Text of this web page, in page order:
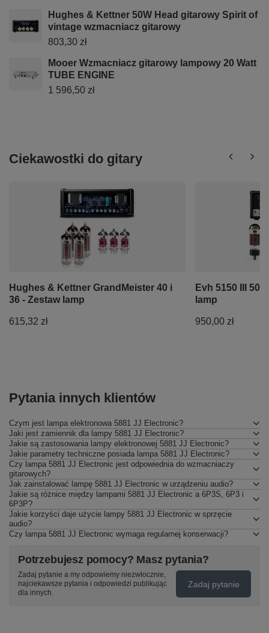
Hughes & Kettner 50W Head gitarowy Spirit of
vintage wzmacniacz gitarowy
803,30 zł
Mooer Wzmacniacz gitarowy lampowy 20 Watt
TUBE ENGINE
1 596,50 zł
Ciekawostki do gitary
Hughes & Kettner GrandMeister 40 i
36 - Zestaw lamp
615,32 zł
Evh 5150 III
lamp
950,00 zł
Pytania innych klientów
Czym jest lampa elektronowa 5881 JJ Electronic?
Jaki jest zamiennik dla lampy 5881 JJ Electronic?
Jakie są zastosowania lampy elektronowej 5881 JJ Electronic?
Jakie parametry techniczne posiada lampa 5881 JJ Electronic?
Czy lampa 5881 JJ Electronic jest odpowiednia do wzmacniaczy
gitarowych?
Jak zainstalować lampę 5881 JJ Electronic w urządzeniu audio?
Jakie są różnice między lampami 5881 JJ Electronic a 6P3S, 6P3 i
6P3P?
Jakie korzyści daje użycie lampy 5881 JJ Electronic w sprzęcie
audio?
Czy lampa 5881 JJ Electronic wymaga regularnej konserwacji?
Potrzebujesz pomocy? Masz pytania?
Zadaj pytanie a my odpowiemy niezwłocznie,
najciekawsze pytania i odpowiedzi publikując
dla innych.
Zadaj pytanie